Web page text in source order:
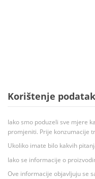
Korištenje
Iako smo poduzeli sve mjere
promjeniti. Prije konzumacije
Ukoliko imate bilo kakvih
Iako se informacije o
Ove informacije objavljuju se